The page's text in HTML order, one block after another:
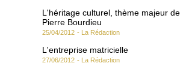
L'héritage culturel, thème majeur de
Pierre Bourdieu
25/04/2012 - La Rédaction
L'entreprise matricielle
27/06/2012 - La Rédaction